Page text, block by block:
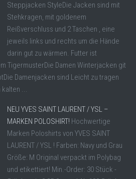
Steppjacken StyleDie Jacken sind mit
Stehkragen, mit goldenem
Reißverschluss und 2 Taschen , eine
jeweils links und rechts um die Hände
darin gut zu wärmen. Futter ist
TigermusterDie Damen Winterjacken git
Damenjacken sind Leicht zu tragen
kalten ...
NEU YVES SAINT LAURENT / YSL –
MARKEN POLOSHIRT! Hochwertige
Marken Poloshirts von YVES SAINT
LAURENT / YSL ! Farben: Navy und Grau
Größe: M Original verpackt im Polybag
und etikettiert! Min.-Order: 30 Stück -